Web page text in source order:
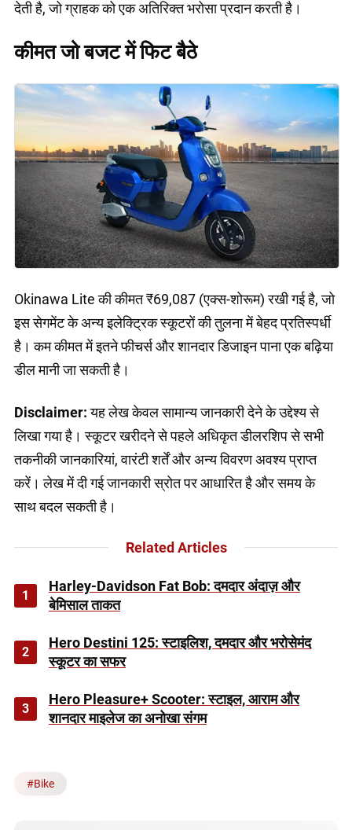
देती है, जो ग्राहक को एक अतिरिक्त भरोसा प्रदान करती है।
कीमत जो बजट में फिट बैठे
Okinawa Lite की कीमत ₹69,087 (एक्स-शोरूम) रखी गई है, जो
इस सेगमेंट के अन्य इलेक्ट्रिक स्कूटरों की तुलना में बेहद प्रतिस्पर्धी
है। कम कीमत में इतने फीचर्स और शानदार डिजाइन पाना एक बढ़िया
डील मानी जा सकती है।
Disclaimer:यह लेख केवल सामान्य जानकारी देने के उद्देश्य से
लिखा गया है। स्कूटर खरीदने से पहले अधिकृत डीलरशिप से सभी
तकनीकी जानकारियां, वारंटी शर्तें और अन्य विवरण अवश्य प्राप्त
करें। लेख में दी गई जानकारी स्रोत पर आधारित है और समय के
साथ बदल सकती है।
Related Articles
1
Harley-Davidson Fat Bob: दमदार अंदाज़ और
बेमिसाल ताकत
2
Hero Destini 125: स्टाइलिश, दमदार और भरोसेमंद
स्कूटर का सफर
3
Hero Pleasure+ Scooter: स्टाइल, आराम और
शानदार माइलेज का अनोखा संगम
#Bike